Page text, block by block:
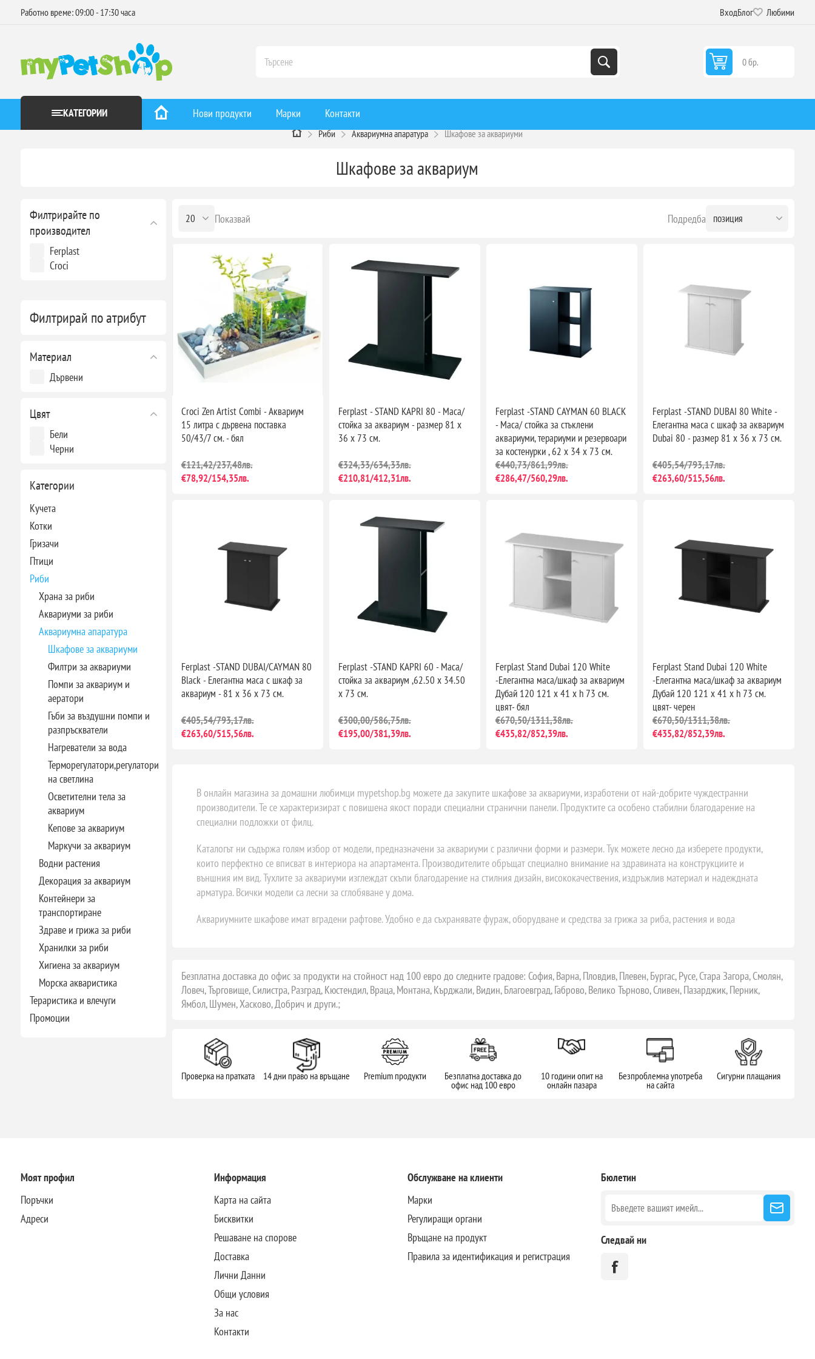
Работно време: 09:00 - 17:30 часа ВходБлог Любими
0 бр.
КАТЕГОРИИ Нови продукти Марки Контакти
Риби Аквариумна апаратура Шкафове за аквариуми
Филтрирайте по
производител
Ferplast
Croci
Филтрирай по атрибут
Материал
Дървени
Цвят
Бели
Черни
Категории
Кучета
Котки
Гризачи
Птици
Риби
Храна за риби
Аквариуми за риби
Аквариумна апаратура
Шкафове за аквариуми
Филтри за аквариуми
Помпи за аквариум и
аератори
Гъби за въздушни помпи и
разпръскватели
Нагреватели за вода
Терморегулатори,регулатори
на светлина
Осветителни тела за
аквариум
Кепове за аквариум
Маркучи за аквариум
Водни растения
Декорация за аквариум
Контейнери за
транспортиране
Здраве и грижа за риби
Хранилки за риби
Хигиена за аквариум
Морска акваристика
Тераристика и влечуги
Промоции
Шкафове за аквариум
Подредба
Показвай
Croci Zen Artist Combi - Аквариум
15 литра с дървена поставка
50/43/7 см. - бял
€121,42/237,48лв.
€78,92/154,35лв.
Ferplast - STAND KAPRI 80 - Маса/
стойка за аквариум - размер 81 х
36 х 73 см.
€324,33/634,33лв.
€210,81/412,31лв.
Ferplast -STAND CAYMAN 60 BLACK
- Маса/ стойка за стъклени
аквариуми, терариуми и резервоари
за костенурки , 62 х 34 х 73 см.
€440,73/861,99лв.
€286,47/560,29лв.
Ferplast -STAND DUBAI 80 White -
Елегантна маса с шкаф за аквариум
Dubai 80 - размер 81 х 36 х 73 см.
€405,54/793,17лв.
€263,60/515,56лв.
Ferplast -STAND DUBAI/CAYMAN 80
Black - Елегантна маса с шкаф за
аквариум - 81 х 36 х 73 см.
€405,54/793,17лв.
€263,60/515,56лв.
Ferplast -STAND KAPRI 60 - Маса/
стойка за аквариум ,62.50 х 34.50
х 73 см.
€300,00/586,75лв.
€195,00/381,39лв.
Ferplast Stand Dubai 120 White
-Елегантна маса/шкаф за аквариум
Дубай 120 121 x 41 x h 73 см.
цвят- бял
€670,50/1311,38лв.
€435,82/852,39лв.
Ferplast Stand Dubai 120 White
-Елегантна маса/шкаф за аквариум
Дубай 120 121 x 41 x h 73 см.
цвят- черен
€670,50/1311,38лв.
€435,82/852,39лв.
В онлайн магазина за домашни любимци mypetshop.bg можете да закупите шкафове за аквариуми, изработени от най-добрите чуждестранни
производители. Те се характеризират с повишена якост поради специални странични панели. Продуктите са особено стабилни благодарение на
специални подложки от филц.
Каталогът ни съдържа голям избор от модели, предназначени за аквариуми с различни форми и размери. Тук можете лесно да изберете продукти,
които перфектно се вписват в интериора на апартамента. Производителите обръщат специално внимание на здравината на конструкциите и
външния им вид. Тухлите за аквариуми изглеждат скъпи благодарение на стилния дизайн, висококачествения, издръжлив материал и надеждната
арматура. Всички модели са лесни за сглобяване у дома.
Аквариумните шкафове имат вградени рафтове. Удобно е да съхранявате фураж, оборудване и средства за грижа за риба, растения и вода
Безплатна доставка до офис за продукти на стойност над 100 евро до следните градове: София, Варна, Пловдив, Плевен, Бургас, Русе, Стара Загора, Смолян,
Ловеч, Търговище, Силистра, Разград, Кюстендил, Враца, Монтана, Кърджали, Видин, Благоевград, Габрово, Велико Търново, Сливен, Пазарджик, Перник,
Ямбол, Шумен, Хасково, Добрич и други.;
Проверка на пратката 14 дни право на връщане Premium продукти Безплатна доставка до
офис над 100 евро
10 години опит на
онлайн пазара
Безпроблемна употреба
на сайта
Сигурни плащания
Моят профил
Поръчки
Адреси
Информация
Карта на сайта
Бисквитки
Решаване на спорове
Доставка
Лични Данни
Общи условия
За нас
Контакти
Обслужване на клиенти
Марки
Регулиращи органи
Връщане на продукт
Правила за идентификация и регистрация
Бюлетин
Следвай ни